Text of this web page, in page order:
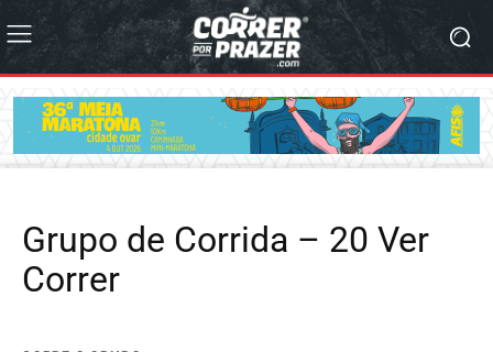
Grupo de Corrida – 20 Ver
Correr